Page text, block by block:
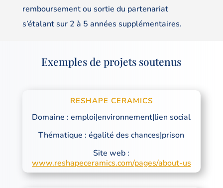
remboursement ou sortie du partenariat
s’étalant sur 2 à 5 années supplémentaires.
Exemples de projets soutenus
RESHAPE CERAMICS
Domaine : emploi|environnement|lien social
Thématique : égalité des chances|prison
Site web :
www.reshapeceramics.com/pages/about-us